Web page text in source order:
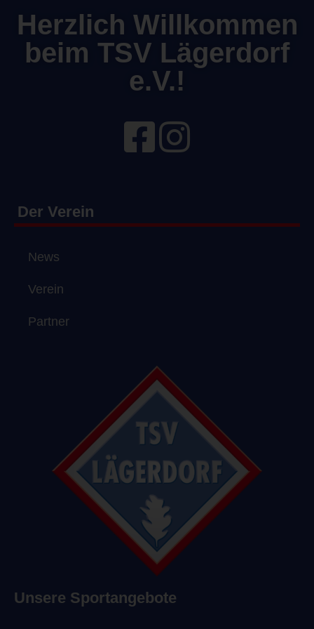
Herzlich Willkommen
beim TSV Lägerdorf
e.V.!
Der Verein
News
Verein
Partner
Unsere Sportangebote